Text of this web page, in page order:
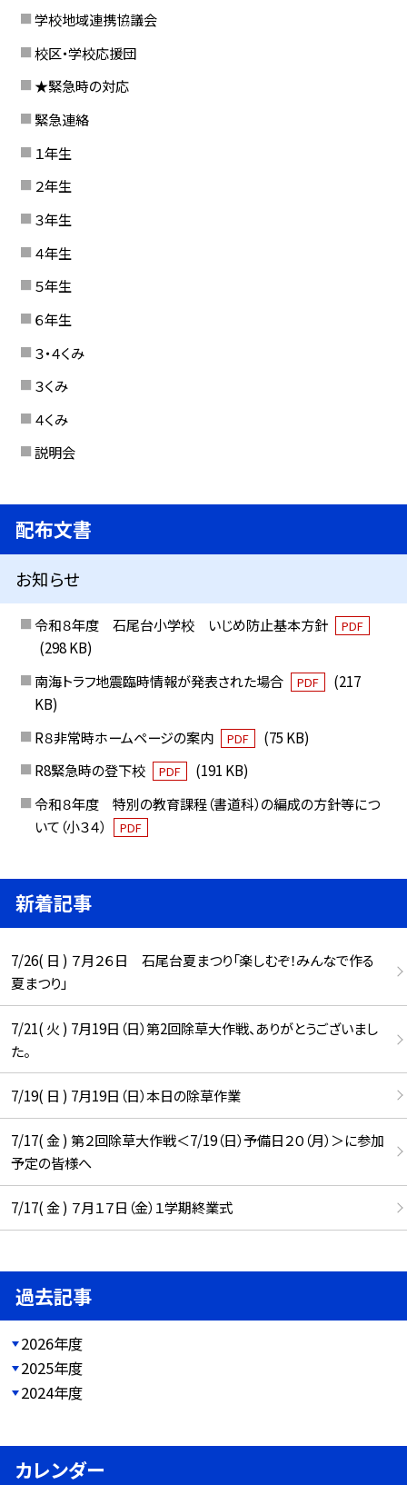
学校地域連携協議会
校区・学校応援団
★緊急時の対応
緊急連絡
１年生
２年生
３年生
４年生
５年生
６年生
３・４くみ
３くみ
４くみ
説明会
配布文書
お知らせ
令和８年度 石尾台小学校 いじめ防止基本方針 PDF
(298 KB)
南海トラフ地震臨時情報が発表された場合
PDF
(217
KB)
R８非常時ホームページの案内
PDF
(75 KB)
R8緊急時の登下校
PDF
(191 KB)
令和８年度 特別の教育課程（書道科）の編成の方針等につ
いて（小３４）
PDF
新着記事
7/26( 日 ) ７月２６日 石尾台夏まつり「楽しむぞ！みんなで作る
夏まつり」
7/21( 火 ) 7月19日（日）第2回除草大作戦、ありがとうございまし
た。
7/19( 日 ) 7月19日（日）本日の除草作業
7/17( 金 ) 第２回除草大作戦＜7/19（日）予備日２０（月）＞に参加
予定の皆様へ
7/17( 金 ) ７月１７日（金）１学期終業式
過去記事
2026年度
2025年度
2024年度
カレンダー